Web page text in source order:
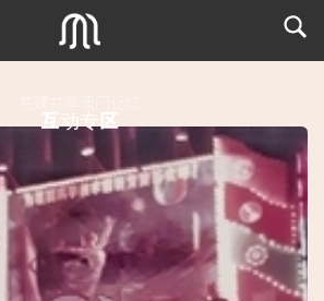
互动专区